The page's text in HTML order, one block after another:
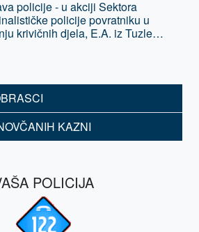
- u akciji Sektora
policije povratniku u
krivičnih djela, E.A. iz Tuzle
KAZNI
POLICIJA